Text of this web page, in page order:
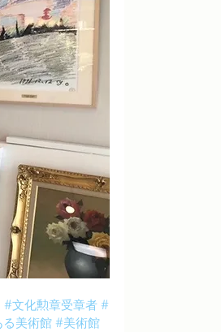
#文化勲章受章者 #
美術館 #美術館